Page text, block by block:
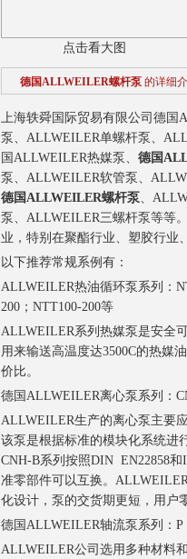
点击看大图
德国ALLWEILER螺杆泵 的详细
上海轶舜国际贸易有限公司德
泵、ALLWEILER单螺杆泵、
国ALLWEILER热媒泵、 德国
泵、ALLWEILER软管泵、
德国ALLWEILER螺杆泵、
泵、ALLWEILER三螺杆泵等等
业，特别在聚酯行业、塑胶行业
以下推荐常规系例有：
ALLWEILER热油循环泵系列：
200；NTT100-200等
ALLWEILER系列热媒泵是安全
用来输送高温度达3500C的热媒
价比。
德国ALLWEILER离心泵系列：
ALLWEILER生产的离心泵主要
该泵是根据标准的模块化系统进
CNH-B系列按照DIN EN22858
准零部件可以互换。
化设计，泵的交货期更短，用户
德国ALLWEILER轴流泵系列：P
ALLWEILER公司选用多种材料